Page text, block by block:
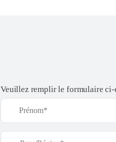
Veuillez remplir le formulaire ci-